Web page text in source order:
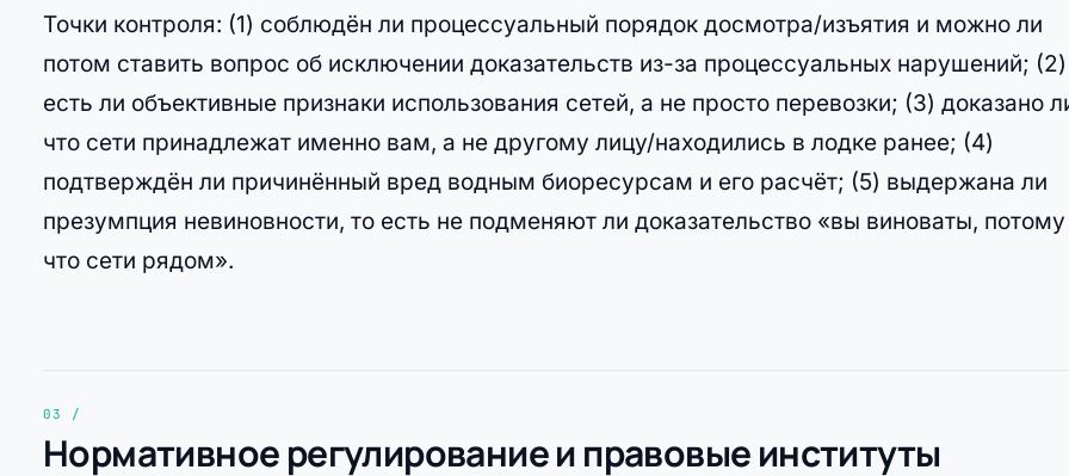
Точки контроля: (1) соблюдён ли процессуальный порядок досмотра/изъятия и можно ли
потом ставить вопрос об исключении доказательств из-за процессуальных нарушений; (2)
есть ли объективные признаки использования сетей, а не просто перевозки; (3) доказано
что сети принадлежат именно вам, а не другому лицу/находились в лодке ранее; (4)
подтверждён ли причинённый вред водным биоресурсам и его расчёт; (5) выдержана ли
презумпция невиновности, то есть не подменяют ли доказательство «вы виноваты, потому
что сети рядом».
Нормативное регулирование и правовые институты